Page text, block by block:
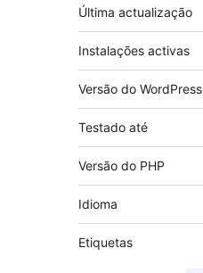
Última actualização
Instalações activas
Versão do WordPress
Testado até
Versão do PHP
Idioma
Etiquetas